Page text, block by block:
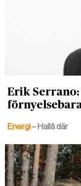
Erik
Energi– Hallå där